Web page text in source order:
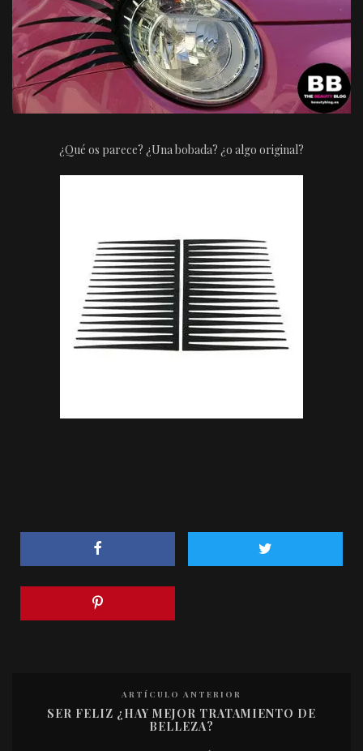
¿Qué os parece? ¿Una bobada? ¿o algo original?
ARTÍCULO ANTERIOR
SER FELIZ ¿HAY MEJOR TRATAMIENTO DE
BELLEZA?